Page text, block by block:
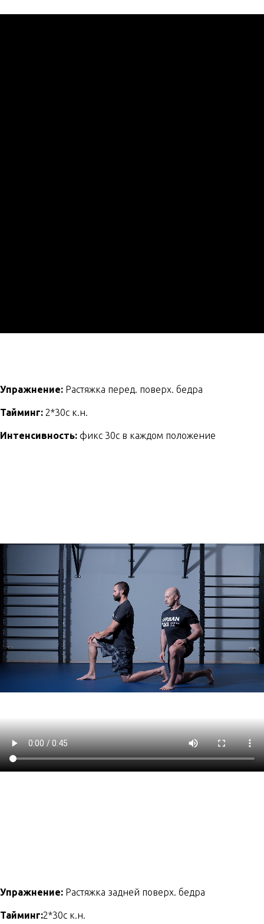
Упражнение: Растяжка перед. поверх. бедра
Тайминг: 2*30с к.н.
Интенсивность: фикс 30с в каждом положение
Упражнение: Растяжка задней поверх. бедра
Тайминг:2*30с к.н.